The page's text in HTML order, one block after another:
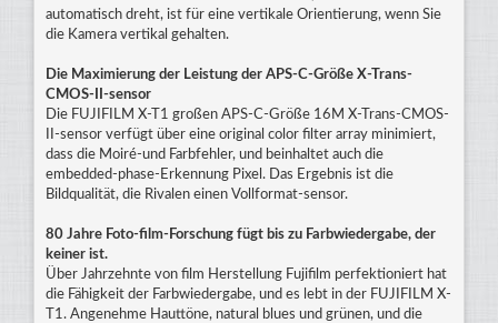
automatisch dreht, ist für eine vertikale Orientierung, wenn Sie
die Kamera vertikal gehalten.
Die Maximierung der Leistung der APS-C-Größe X-Trans-
CMOS-II-sensor
Die FUJIFILM X-T1 großen APS-C-Größe 16M X-Trans-CMOS-
II-sensor verfügt über eine original color filter array minimiert,
dass die Moiré-und Farbfehler, und beinhaltet auch die
embedded-phase-Erkennung Pixel. Das Ergebnis ist die
Bildqualität, die Rivalen einen Vollformat-sensor.
80 Jahre Foto-film-Forschung fügt bis zu Farbwiedergabe, der
keiner ist.
Über Jahrzehnte von film Herstellung Fujifilm perfektioniert hat
die Fähigkeit der Farbwiedergabe, und es lebt in der FUJIFILM X-
T1. Angenehme Hauttöne, natural blues und grünen, und die